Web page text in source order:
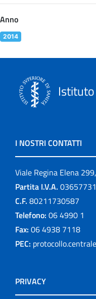
Anno
2014
I NOSTRI CONTATTI
Viale Regina Elena
Partita I.V.A.
C.F. 80211730587
Telefono: 06 4990 1
Fax: 06 4938 7118
PEC:
PRIVACY